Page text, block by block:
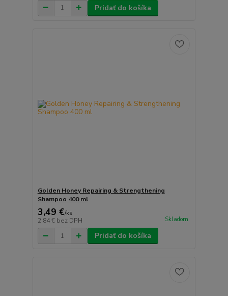
Pridať do košíka
Golden Honey Repairing & Strengthening
Shampoo 400 ml
3,49 €/ks
2,84 € bez DPH Skladom
Pridať do košíka